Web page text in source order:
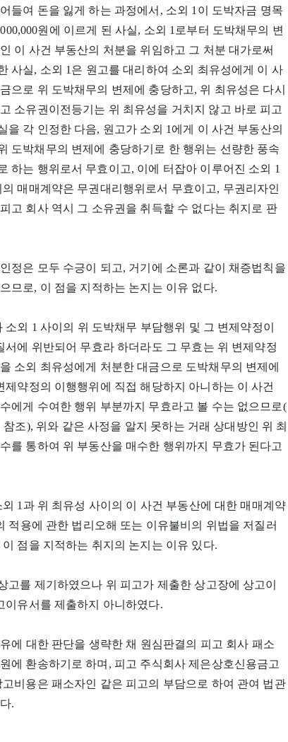
들여 돈을 잃게 하는 과정에서, 소외 1이 도박자금 명목
원에 이르게 된 사실, 소외 1로부터 도박채무의 변
이 사건 부동산의 처분을 위임하고 그 처분 대가로써
사실, 소외 1은 원고를 대리하여 소외 최유성에게 이 사
으로 위 도박채무의 변제에 충당하고, 위 최유성은 다시
소유권이전등기는 위 최유성을 거치지 않고 바로 피고
을 각 인정한 다음, 원고가 소외 1에게 이 사건 부동산의
도박채무의 변제에 충당하기로 한 행위는 선량한 풍속
하는 행위로서 무효이고, 이에 터잡아 이루어진 소외 1
매매계약은 무권대리행위로서 무효이고, 무권리자인
고 회사 역시 그 소유권을 취득할 수 없다는 취지로 판
정은 모두 수긍이 되고, 거기에 소론과 같이 채증법칙을
므로, 이 점을 지적하는 논지는 이유 없다.
외 1 사이의 위 도박채무 부담행위 및 그 변제약정이
서에 위반되어 무효라 하더라도 그 무효는 위 변제약정
소외 최유성에게 처분한 대금으로 도박채무의 변제에
약정의 이행행위에 직접 해당하지 아니하는 이 사건
에게 수여한 행위 부분까지 무효라고 볼 수는 없으므로(
참조), 위와 같은 사정을 알지 못하는 거래 상대방인 위 최
를 통하여 위 부동산을 매수한 행위까지 무효가 된다고
1과 위 최유성 사이의 이 사건 부동산에 대한 매매계약
적용에 관한 법리오해 또는 이유불비의 위법을 저질러
점을 지적하는 취지의 논지는 이유 있다.
를 제기하였으나 위 피고가 제출한 상고장에 상고이
이유서를 제출하지 아니하였다.
에 대한 판단을 생략한 채 원심판결의 피고 회사 패소
에 환송하기로 하며, 피고 주식회사 제은상호신용금고
비용은 패소자인 같은 피고의 부담으로 하여 관여 법관
.